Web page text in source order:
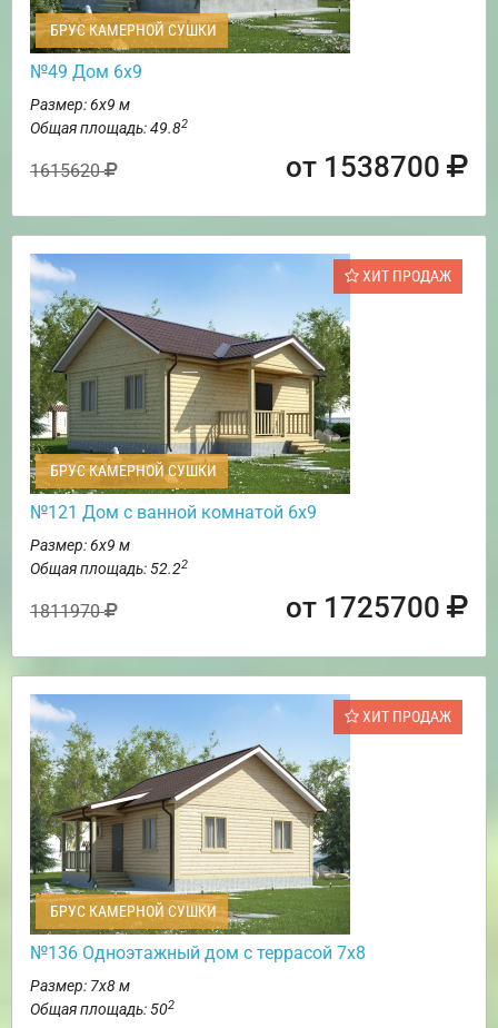
БРУС КАМЕРНОЙ СУШКИ
№49 Дом 6х9
Размер: 6х9 м
Общая площадь: 49.82
1615620 от 1538700
ХИТ ПРОДАЖ
БРУС КАМЕРНОЙ СУШКИ
№121 Дом с ванной комнатой 6х9
Размер: 6х9 м
Общая площадь: 52.22
1811970 от 1725700
ХИТ ПРОДАЖ
БРУС КАМЕРНОЙ СУШКИ
№136 Одноэтажный дом с террасой 7х8
Размер: 7х8 м
Общая площадь: 502